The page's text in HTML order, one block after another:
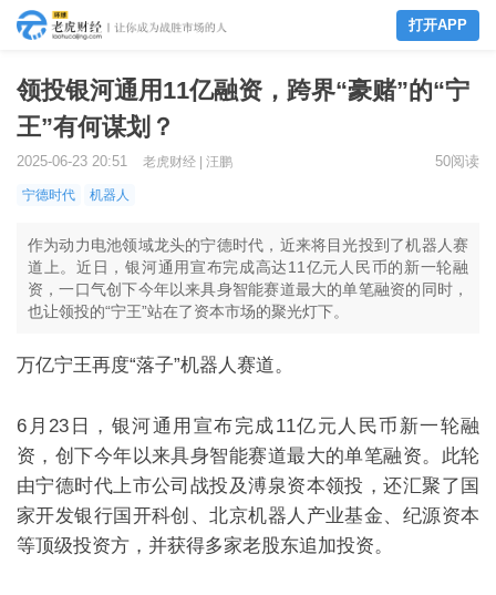
打开APP
领投银河通用11亿融资，跨界“豪赌”的“宁
王”有何谋划？
2025-06-23 20:51 老虎财经 | 汪鹏 50阅读
宁德时代 机器人
作为动力电池领域龙头的宁德时代，近来将目光投到了机器人赛
道上。近日，银河通用宣布完成高达11亿元人民币的新一轮融
资，一口气创下今年以来具身智能赛道最大的单笔融资的同时，
也让领投的“宁王”站在了资本市场的聚光灯下。
万亿宁王再度“落子”机器人赛道。
6 月 23 日，银河通用宣布完成11亿元人民币新一轮融
资，创下今年以来具身智能赛道最大的单笔融资。此轮
由宁德时代上市公司战投及溥泉资本领投，还汇聚了国
家开发银行国开科创、北京机器人产业基金、纪源资本
等顶级投资方，并获得多家老股东追加投资。